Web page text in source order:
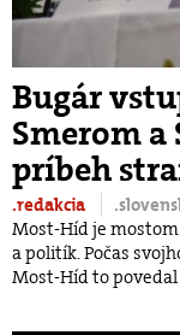
Bugár
Smerom a
príbeh
.redakcia
Most-Híd je
a politík. Počas
Most-Híd to povedal